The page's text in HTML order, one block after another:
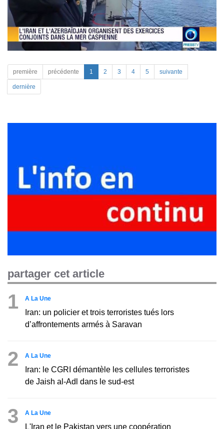
première précédente 1 2 3 4 5 suivante
dernière
partager cet article
1 A La Une
Iran: un policier et trois terroristes tués lors
d’affrontements armés à Saravan
2 A La Une
Iran: le CGRI démantèle les cellules terroristes
de Jaish al-Adl dans le sud-est
3 A La Une
L'Iran et le Pakistan vers une coopération